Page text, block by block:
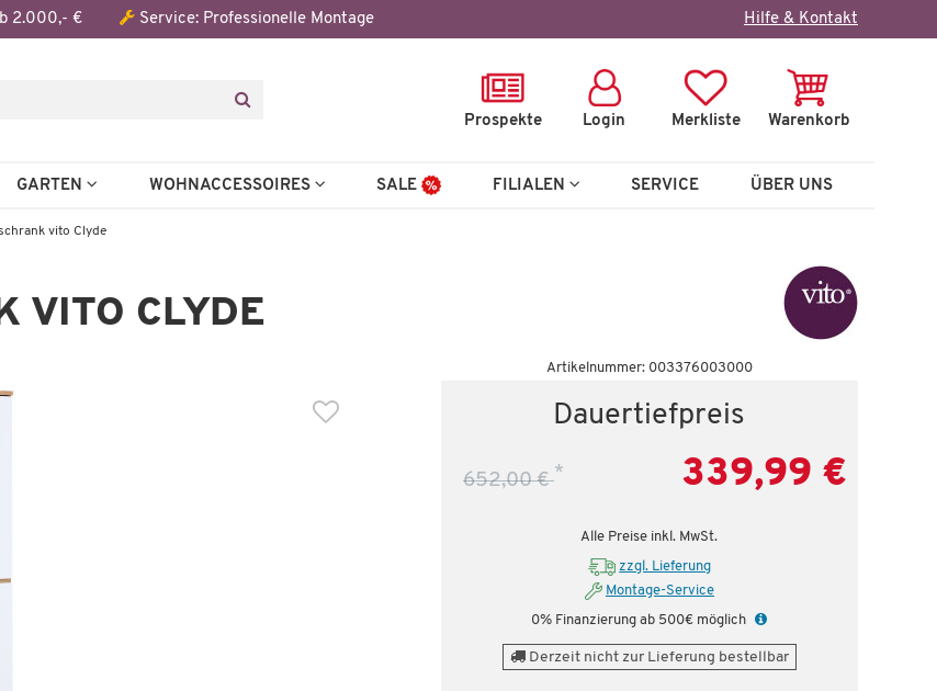
2.000,- € Service: Professionelle Montage Hilfe & Kontakt
Prospekte Login Merkliste Warenkorb
GARTEN WOHNACCESSOIRES SALE FILIALEN SERVICE ÜBER UNS
vito Clyde
VITO CLYDE
Artikelnummer: 003376003000
Dauertiefpreis
652,00 €* 339,99 €
Alle Preise inkl. MwSt.
zzgl. Lieferung
Montage-Service
0% Finanzierung ab 500€ möglich
Derzeit nicht zur Lieferung bestellbar
Der Artikel wurde in den Warenkorb gelegt:
Büroschrank
vito Clyde
289,99 €
Auf Lager
vito Clyde
179,99 €